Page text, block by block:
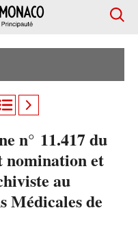
n° 11.417 du
et
au
Médicales de